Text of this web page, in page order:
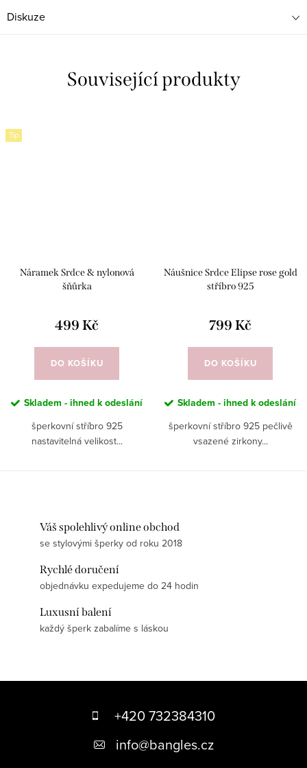
Diskuze
Související produkty
Tip
Náramek Srdce & nylonová
šňůrka
499 Kč
DO KOŠÍKU
Skladem - ihned k odeslání
šperkovní stříbro 925
nastavitelná velikost...
Náušnice Srdce Elipse rose gold
stříbro 925
799 Kč
DO KOŠÍKU
Skladem - ihned k odeslání
šperkovní stříbro 925 pečlivě
vsazené zirkony...
Váš spolehlivý online obchod
se stylovými šperky od roku 2018
Rychlé doručení
objednávku expedujeme do 24 hodin
Luxusní balení
každý šperk zabalíme s láskou
+420 732384310
info@bangles.cz